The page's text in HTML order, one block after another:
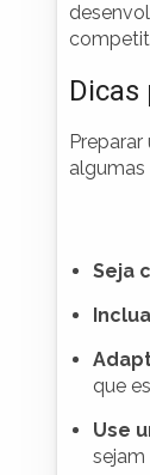
algumas
Seja
que
Use
sejam